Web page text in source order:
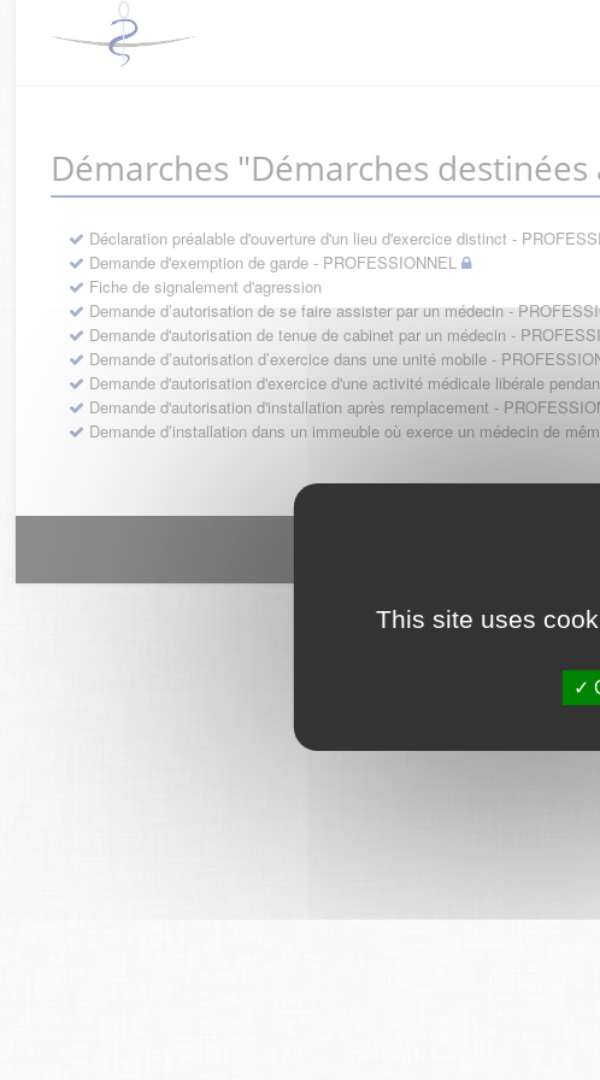
This site uses
Démarches "Démarches
Déclaration préalable d'ouverture d'un lieu d'exercice distinct -
Demande d'exemption de garde - PROFESSIONNEL
Fiche de signalement d'agression
Demande d’autorisation de se faire assister par un médecin -
Demande d'autorisation de tenue de cabinet par un médecin -
Demande d’autorisation d’exercice dans une unité mobile -
Demande d'autorisation d'exercice d'une activité médicale libérale
Demande d'autorisation d'installation après remplacement -
Demande d’installation dans un immeuble où exerce un médecin de